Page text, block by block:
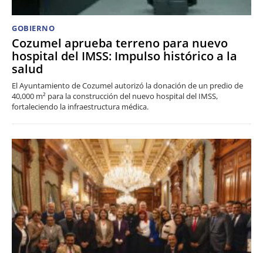
GOBIERNO
Cozumel aprueba terreno para nuevo
hospital del IMSS: Impulso histórico a la
salud
El Ayuntamiento de Cozumel autorizó la donación de un predio de
40,000 m² para la construcción del nuevo hospital del IMSS,
fortaleciendo la infraestructura médica.